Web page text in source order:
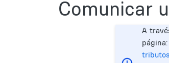
Comunicar
A
página: